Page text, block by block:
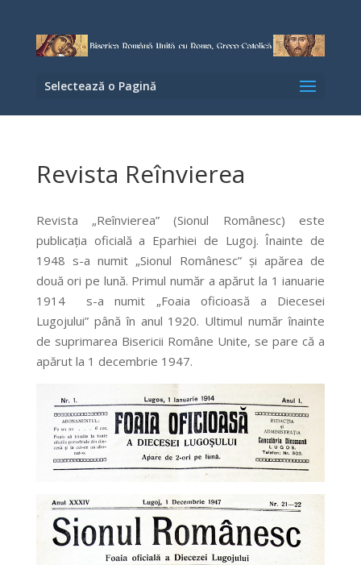
Selectează o Pagină
Revista Reînvierea
Revista „Reînvierea” (Sionul Românesc) este
publicația oficială a Eparhiei de Lugoj. Înainte de
1948 s-a numit „Sionul Românesc” şi apărea de
două ori pe lună. Primul număr a apărut la 1 ianuarie
1914 s-a numit „Foaia oficioasă a Diecesei
Lugojului” până în anul 1920. Ultimul număr înainte
de suprimarea Bisericii Române Unite, se pare că a
apărut la 1 decembrie 1947.